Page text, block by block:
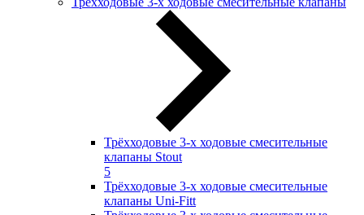
Трёхходовые 3-х ходовые смесительные
клапаны Stout
5
Трёхходовые 3-х ходовые смесительные
клапаны Uni-Fitt